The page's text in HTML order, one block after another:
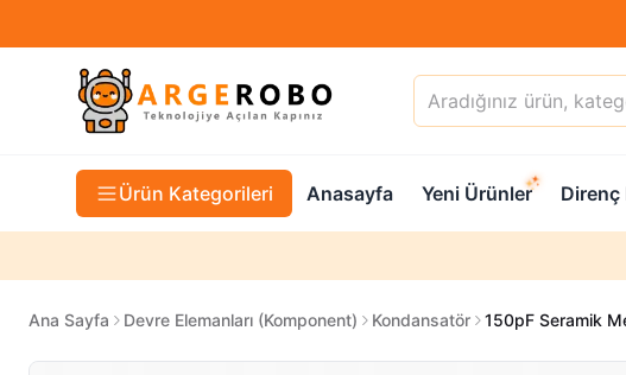
Ürün Kategorileri Anasayfa Yeni Ürünler Direnç
Ana Sayfa Devre Elemanları (Komponent) Kondansatör 150pF Seramik